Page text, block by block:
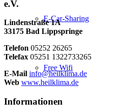
E-Car-Sharing
Free Wifi
e.V.
Lindenstraße 1A
33175 Bad Lippspringe
Telefon 05252 26265
Telefax 05251 1322733265
E-Mail info@heilklima.de
Web www.heilklima.de
Informationen